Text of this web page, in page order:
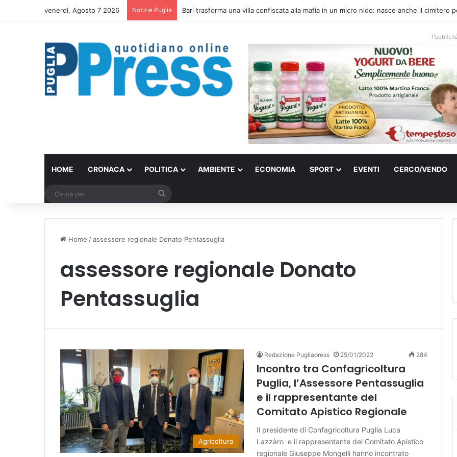
venerdì, Agosto 7 2026 Notizie Puglia Rubano strumenti e farmaci ai medici dei migranti a Bari: ferme le visite a Nardò
HOME CRONACA POLITICA AMBIENTE ECONOMIA SPORT EVENTI CERCO/VENDO
Home /assessore regionale Donato Pentassuglia
assessore regionale Donato
Pentassuglia
Agricoltura
Redazione Pugliapress 25/01/2022 284
Incontro tra Confagricoltura
Puglia, l’Assessore Pentassuglia
e il rappresentante del
Comitato Apistico Regionale
Il presidente di Confagricoltura Puglia Luca
Lazzàro e il rappresentante del Comitato Apistico
regionale Giuseppe Mongelli hanno incontrato